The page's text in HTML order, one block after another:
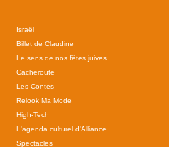
Israël
Billet de Claudine
Le sens de nos fêtes juives
Cacheroute
Les Contes
Relook Ma Mode
High-Tech
L'agenda culturel d'Alliance
Spectacles